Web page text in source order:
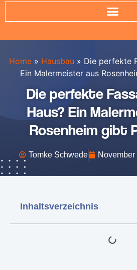
Home » Hausbau » Die perfekte
Ein Malermeister aus
Die perfekte
Haus? Ein
Rosenheim gibt
Tomke Schwede November
Inhaltsverzeichnis